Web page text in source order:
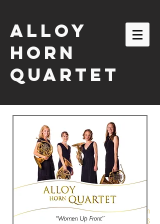
ALLOY
HORN
QUARTET
email:alloyhornquartet@gmail.com
| tel:
630-863-2116